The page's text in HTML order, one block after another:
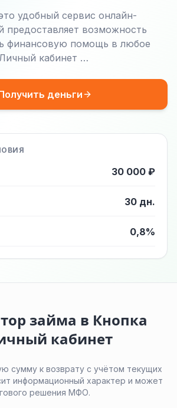
удобный сервис онлайн-
предоставляет возможность
финансовую помощь в любое
кабинет …
деньги
30 000 ₽
30 дн.
0,8%
займа в Кнопка
кабинет
сумму к возврату с учётом текущих
информационный характер и может
решения МФО.